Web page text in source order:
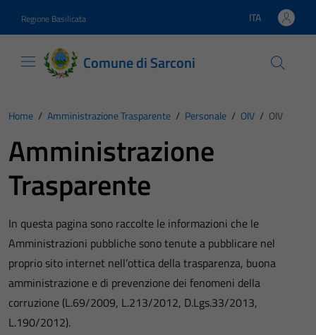
Regione Basilicata Lingua attiva:
ITA
Comune di Sarconi
Home / Amministrazione Trasparente / Personale / OIV / OIV
Amministrazione
Trasparente
In questa pagina sono raccolte le informazioni che le
Amministrazioni pubbliche sono tenute a pubblicare nel
proprio sito internet nell’ottica della trasparenza, buona
amministrazione e di prevenzione dei fenomeni della
corruzione (L.69/2009, L.213/2012, D.Lgs.33/2013,
L.190/2012).